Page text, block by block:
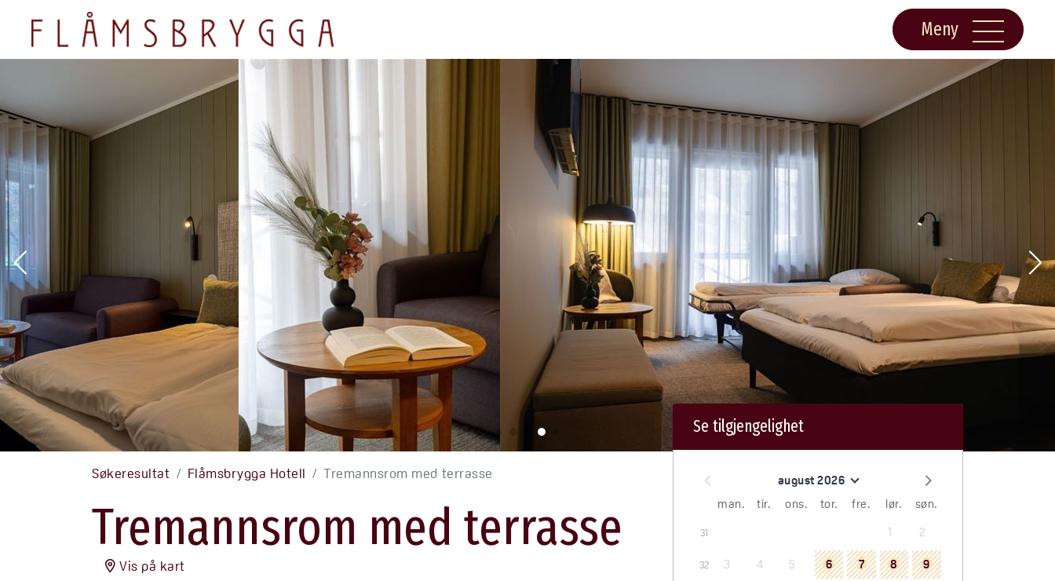
Meny
Overnatting
Flåmsbrygga Hotell
Mat og drikke
Ægir Gastropub
Fjord Bistro
Flåm Restaurant
Tilbod og aktivitetar
Aktivitetar
Pakketilbod: Vintermagi
Om Flåmsbrygga
Reis til oss
Opningstider
Kontakt oss
Søkeresultat Flåmsbrygga Hotell Tremannsrom med terrasse
Tremannsrom med terrasse
Vis på kart
Se tilgjengelighet
august 2026
man.
tir. ons. tor. fre. lør. søn.
31 1 2
32 3 4 5 6 7 8 9